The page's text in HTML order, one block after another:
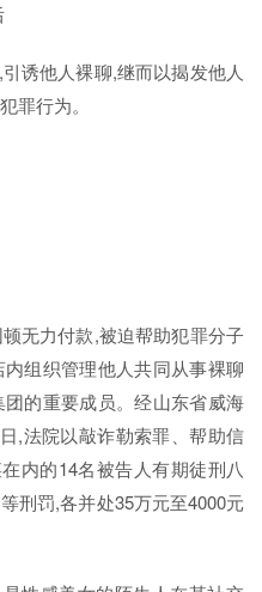
诱他人裸聊,继而以揭发他人
罪行为。
无力付款,被迫帮助犯罪分子
组织管理他人共同从事裸聊
的重要成员。经山东省威海
,法院以敲诈勒索罪、帮助信
内的14名被告人有期徒刑八
刑罚,各并处35万元至4000元